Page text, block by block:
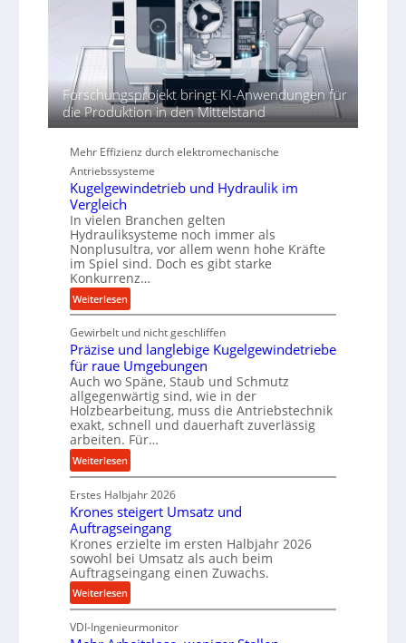
h
h
d
i
e
P
f
o
r
m
a
n
c
e
b
e
i
m
D
r
ü
c
k
p
r
o
z
e
s
s
Forschungsprojekt bringt KI-Anwendungen für
die Produktion in den Mittelstand
Mehr Effizienz durch elektromechanische
Antriebssysteme
Kugelgewindetrieb und Hydraulik im
Vergleich
In vielen Branchen gelten
Hydrauliksysteme noch immer als
Nonplusultra, vor allem wenn hohe Kräfte
im Spiel sind. Doch es gibt starke
Konkurrenz…
Weiterlesen:
K
u
g
e
l
g
e
w
i
n
e
t
r
i
e
b
u
n
Gewirbelt und nicht geschliffen
Präzise und langlebige Kugelgewindetriebe
für raue Umgebungen
Auch wo Späne, Staub und Schmutz
allgegenwärtig sind, wie in der
Holzbearbeitung, muss die Antriebstechnik
exakt, schnell und dauerhaft zuverlässig
arbeiten. Für…
Weiterlesen:
P
r
ä
z
i
s
e
u
n
d
Erstes Halbjahr 2026
Krones steigert Umsatz und
Auftragseingang
Krones erzielte im ersten Halbjahr 2026
sowohl bei Umsatz als auch beim
Auftragseingang einen Zuwachs.
Weiterlesen:
K
r
VDI-Ingenieurmonitor